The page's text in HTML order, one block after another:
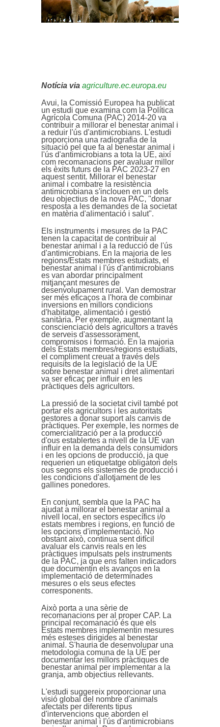
Notícia via agriculture.ec.europa.eu
Avui, la Comissió Europea ha publicat
un estudi que examina com la Política
Agrícola Comuna (PAC) 2014-20 va
contribuir a millorar el benestar animal i
a reduir l'ús d'antimicrobians. L'estudi
proporciona una radiografia de la
situació pel que fa al benestar animal i
l'ús d'antimicrobians a tota la UE, així
com recomanacions per avaluar millor
els èxits futurs de la PAC 2023-27 en
aquest sentit. Millorar el benestar
animal i combatre la resistència
antimicrobiana s'inclouen en un dels
deu objectius de la nova PAC, "donar
resposta a les demandes de la societat
en matèria d'alimentació i salut".
Els instruments i mesures de la PAC
tenen la capacitat de contribuir al
benestar animal i a la reducció de l'ús
d'antimicrobians. En la majoria de les
regions/Estats membres estudiats, el
benestar animal i l'ús d'antimicrobians
es van abordar principalment
mitjançant mesures de
desenvolupament rural. Van demostrar
ser més eficaços a l'hora de combinar
inversions en millors condicions
d'habitatge, alimentació i gestió
sanitària. Per exemple, augmentant la
conscienciació dels agricultors a través
de serveis d'assessorament,
compromisos i formació. En la majoria
dels Estats membres/regions estudiats,
el compliment creuat a través dels
requisits de la legislació de la UE
sobre benestar animal i dret alimentari
va ser eficaç per influir en les
pràctiques dels agricultors.
La pressió de la societat civil també pot
portar els agricultors i les autoritats
gestores a donar suport als canvis de
pràctiques. Per exemple, les normes de
comercialització per a la producció
d'ous establertes a nivell de la UE van
influir en la demanda dels consumidors
i en les opcions de producció, ja que
requerien un etiquetatge obligatori dels
ous segons els sistemes de producció i
les condicions d'allotjament de les
gallines ponedores.
En conjunt, sembla que la PAC ha
ajudat a millorar el benestar animal a
nivell local, en sectors específics i/o
estats membres i regions, en funció de
les opcions d'implementació. No
obstant això, continua sent difícil
avaluar els canvis reals en les
pràctiques impulsats pels instruments
de la PAC, ja que ens falten indicadors
que documentin els avanços en la
implementació de determinades
mesures o els seus efectes
corresponents.
Això porta a una sèrie de
recomanacions per al proper CAP. La
principal recomanació és que els
Estats membres implementin mesures
més esteses dirigides al benestar
animal. S'hauria de desenvolupar una
metodologia comuna de la UE per
documentar les millors pràctiques de
benestar animal per implementar a la
granja, amb objectius rellevants.
L'estudi suggereix proporcionar una
visió global del nombre d'animals
afectats per diferents tipus
d'intervencions que aborden el
benestar animal i l'ús d'antimicrobians